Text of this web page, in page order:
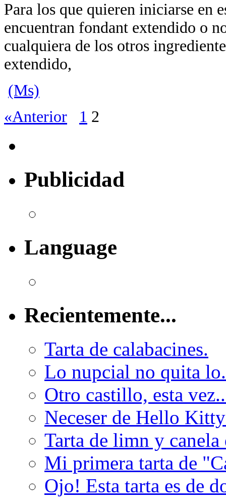
Para los que quieren iniciarse en
encuentran fondant extendido o
cualquiera de los otros
extendido,
(Ms)
«Anterior
1 2
Publicidad
Language
Recientemente...
Tarta de calabacines.
Lo nupcial no quita
Otro castillo, esta
Neceser de Hello
Tarta de limn y canela
Mi primera tarta de
Ojo! Esta tarta es de